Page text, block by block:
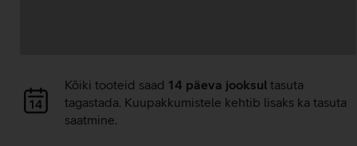
Andmete
laadimine
Kõiki tooteid saad 14 päeva jooksul tasuta
tagastada. Kuupakkumistele kehtib lisaks ka tasuta
saatmine.